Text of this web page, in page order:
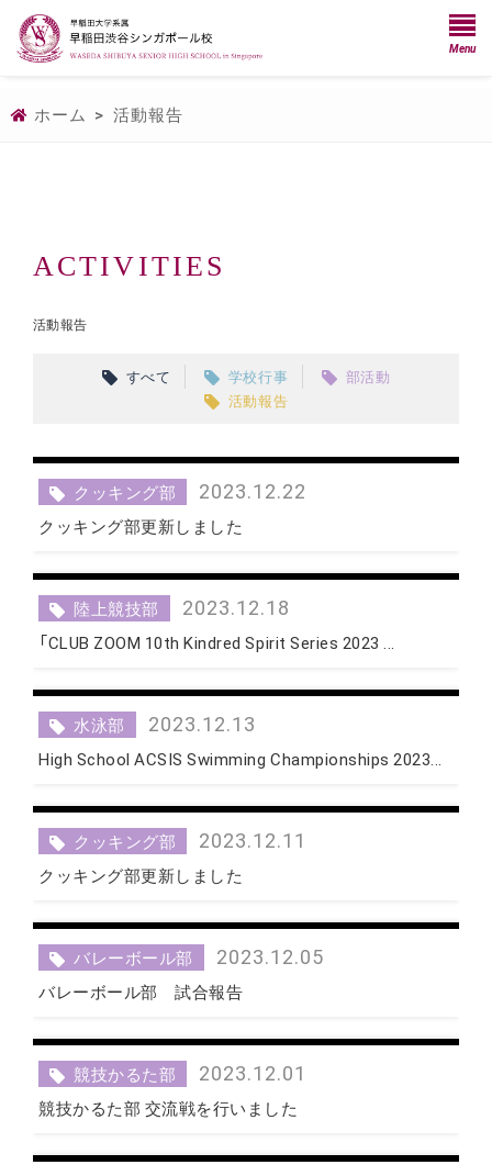
Menu
ホーム >活動報告
ACTIVITIES
活動報告
すべて 学校行事
部活動
活動報告
クッキング部 2023.12.22
クッキング部更新しました
陸上競技部 2023.12.18
「CLUB ZOOM 10th Kindred Spirit Series 2023 ...
水泳部 2023.12.13
High School ACSIS Swimming Championships 2023...
クッキング部 2023.12.11
クッキング部更新しました
バレーボール部 2023.12.05
バレーボール部 試合報告
競技かるた部 2023.12.01
競技かるた部 交流戦を行いました